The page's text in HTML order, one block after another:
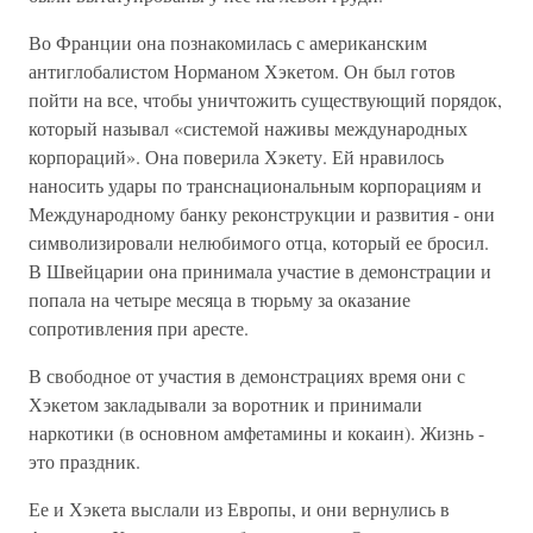
Во Франции она познакомилась с американским
антиглобалистом Норманом Хэкетом. Он был готов
пойти на все, чтобы уничтожить существующий порядок,
который называл «системой наживы международных
корпораций». Она поверила Хэкету. Ей нравилось
наносить удары по транснациональным корпорациям и
Международному банку реконструкции и развития - они
символизировали нелюбимого отца, который ее бросил.
В Швейцарии она принимала участие в демонстрации и
попала на четыре месяца в тюрьму за оказание
сопротивления при аресте.
В свободное от участия в демонстрациях время они с
Хэкетом закладывали за воротник и принимали
наркотики (в основном амфетамины и кокаин). Жизнь -
это праздник.
Ее и Хэкета выслали из Европы, и они вернулись в